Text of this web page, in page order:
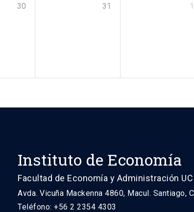
30 31 1
Instituto de Economía
Facultad de Economía y Administración UC
Avda. Vicuña Mackenna 4860, Macul. Santiago,
Teléfono: +56 2 2354 4303